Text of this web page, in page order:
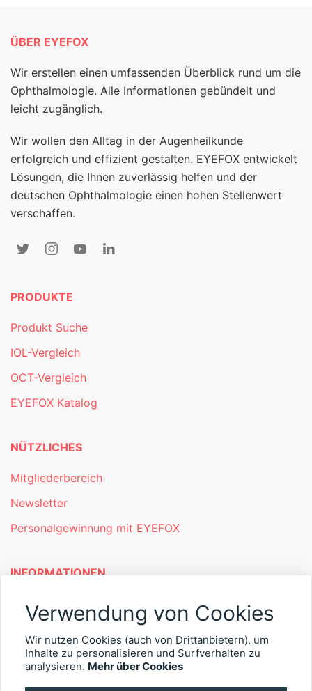
ÜBER EYEFOX
Wir erstellen einen umfassenden Überblick rund um die
Ophthalmologie. Alle Informationen gebündelt und
leicht zugänglich.
Wir wollen den Alltag in der Augenheilkunde
erfolgreich und effizient gestalten. EYEFOX entwickelt
Lösungen, die Ihnen zuverlässig helfen und der
deutschen Ophthalmologie einen hohen Stellenwert
verschaffen.
PRODUKTE
Produkt Suche
IOL-Vergleich
OCT-Vergleich
EYEFOX Katalog
NÜTZLICHES
Mitgliederbereich
Newsletter
Personalgewinnung mit EYEFOX
INFORMATIONEN
Was ist EYEFOX – Ihre Möglichkeiten
Kontakt
Verwendung von Cookies
Wir nutzen Cookies (auch von Drittanbietern), um
Inhalte zu personalisieren und Surfverhalten zu
analysieren. Mehr über Cookies